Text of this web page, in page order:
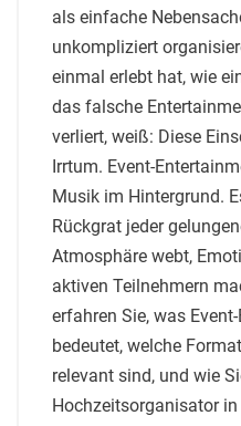
als einfache
unkompliziert
einmal erlebt hat, wie
das falsche
verliert, weiß: Diese
Irrtum. Event-
Musik im Hintergrund.
Rückgrat jeder
Atmosphäre webt,
aktiven Teilnehmern
erfahren Sie, was
bedeutet, welche
relevant sind, und wie
Hochzeitsorganisator